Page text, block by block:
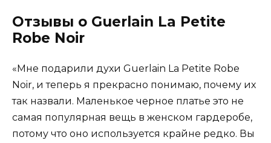
Отзывы о Guerlain La Petite
Robe Noir
«Мне подарили духи Guerlain La Petite Robe
Noir, и теперь я прекрасно понимаю, почему их
так назвали. Маленькое черное платье это не
самая популярная вещь в женском гардеробе,
потому что оно используется крайне редко. Вы